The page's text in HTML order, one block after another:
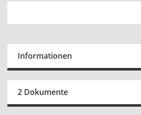
Informationen
2 Dokumente